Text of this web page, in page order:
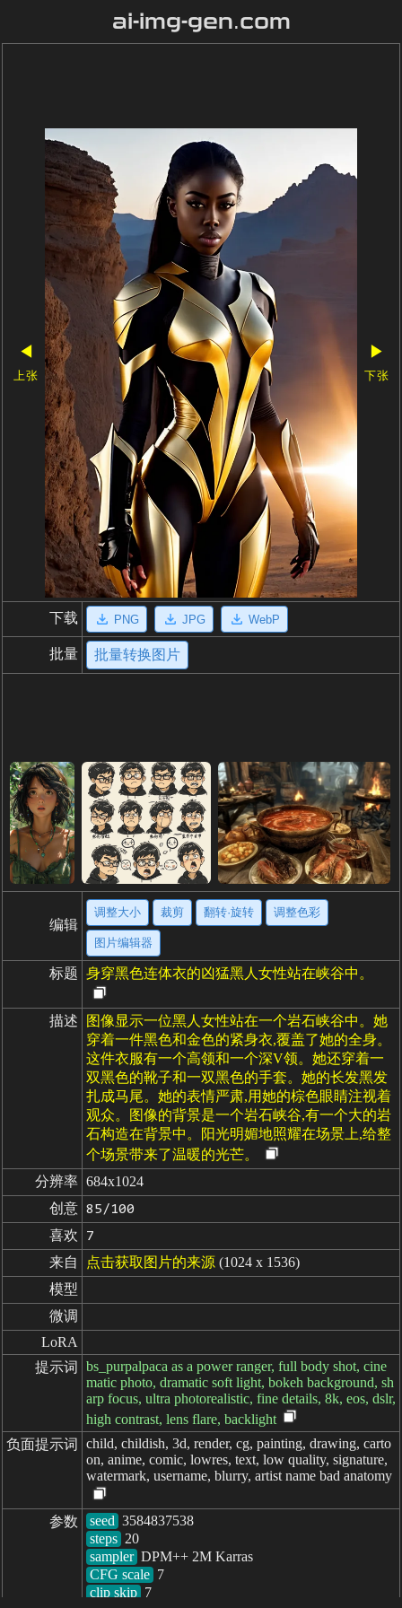
ai-img-gen.com
◀
上张
▶
下张
下载 PNG JPG WebP
批量 批量转换图片
编辑
调整大小 裁剪 翻转·旋转 调整色彩
图片编辑器
标题 身穿黑色连体衣的凶猛黑人女性站在峡谷中。
描述
图像显示一位黑人女性站在一个岩石峡谷中。她
穿着一件黑色和金色的紧身衣,覆盖了她的全身。
这件衣服有一个高领和一个深V领。她还穿着一
双黑色的靴子和一双黑色的手套。她的长发黑发
扎成马尾。她的表情严肃,用她的棕色眼睛注视着
观众。图像的背景是一个岩石峡谷,有一个大的岩
石构造在背景中。阳光明媚地照耀在场景上,给整
个场景带来了温暖的光芒。
分辨率 684x1024
创意 85/100
喜欢 7
来自 点击获取图片的来源 (1024 x 1536)
模型
微调
LoRA
提示词
bs_purpalpaca as a power ranger, full body shot, cine
matic photo, dramatic soft light, bokeh background, sh
arp focus, ultra photorealistic, fine details, 8k, eos, dslr,
high contrast, lens flare, backlight
负面提示词
child, childish, 3d, render, cg, painting, drawing, carto
on, anime, comic, lowres, text, low quality, signature,
watermark, username, blurry, artist name bad anatomy
参数 seed
steps
sampler
CFG scale
clip skip 7